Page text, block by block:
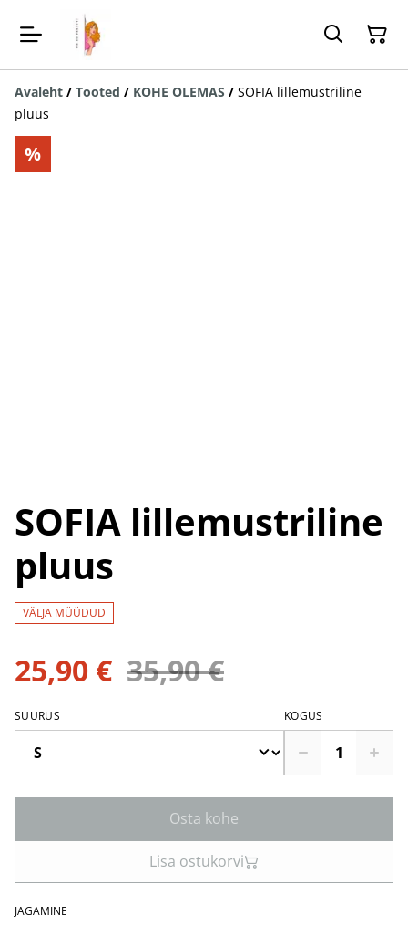
Avaleht / Tooted / KOHE OLEMAS / SOFIA lillemustriline
pluus
%
SOFIA lillemustriline
pluus
VÄLJA MÜÜDUD
25,90 € 35,90 €
SUURUS KOGUS
Osta kohe
Lisa ostukorvi
JAGAMINE